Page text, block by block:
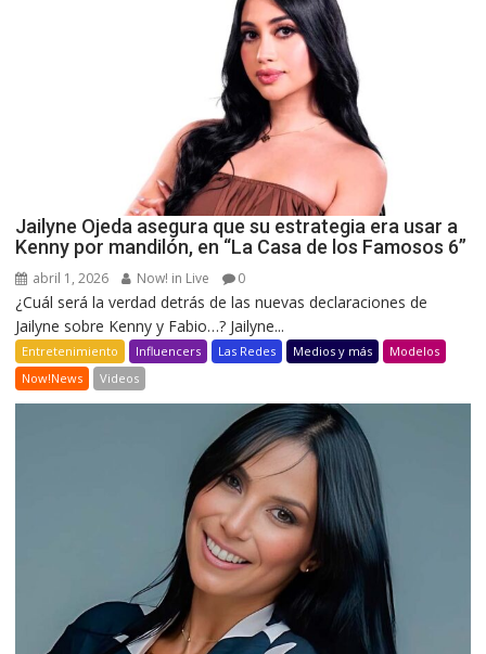
Jailyne Ojeda asegura que su estrategia era usar a
Kenny por mandilón, en “La Casa de los Famosos 6”
abril 1, 2026 Now! in Live 0
¿Cuál será la verdad detrás de las nuevas declaraciones de
Jailyne sobre Kenny y Fabio…? Jailyne...
Entretenimiento Influencers Las Redes Medios y más
Modelos
Now!News
Videos